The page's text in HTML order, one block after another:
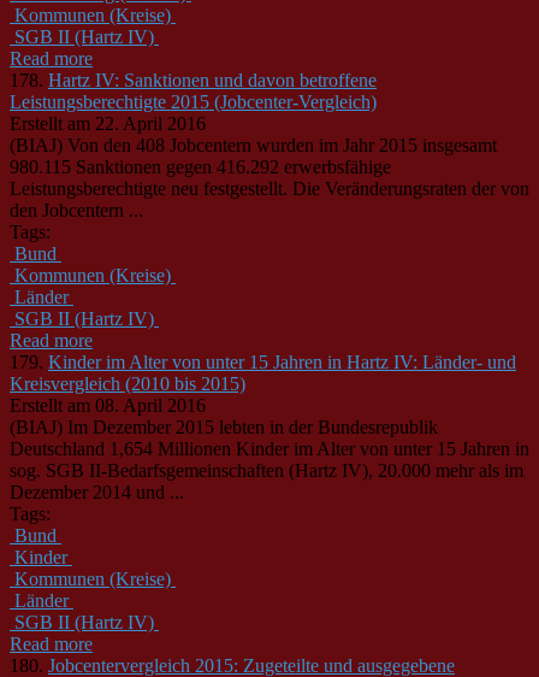
Kommunen (Kreise)
SGB II (Hartz IV)
Read more
178. Hartz IV: Sanktionen und davon betroffene
Leistungsberechtigte 2015 (Jobcenter-Vergleich)
Erstellt am 22. April 2016
(BIAJ) Von den 408 Jobcentern wurden im Jahr 2015 insgesamt
980.115 Sanktionen gegen 416.292 erwerbsfähige
Leistungsberechtigte neu festgestellt. Die Veränderungsraten der von
den Jobcentern ...
Tags:
Bund
Kommunen (Kreise)
Länder
SGB II (Hartz IV)
Read more
179. Kinder im Alter von unter 15 Jahren in Hartz IV: Länder- und
Kreisvergleich (2010 bis 2015)
Erstellt am 08. April 2016
(BIAJ) Im Dezember 2015 lebten in der Bundesrepublik
Deutschland 1,654 Millionen Kinder im Alter von unter 15 Jahren in
sog. SGB II-Bedarfsgemeinschaften (Hartz IV), 20.000 mehr als im
Dezember 2014 und ...
Tags:
Bund
Kinder
Kommunen (Kreise)
Länder
SGB II (Hartz IV)
Read more
180. Jobcentervergleich 2015: Zugeteilte und ausgegebene